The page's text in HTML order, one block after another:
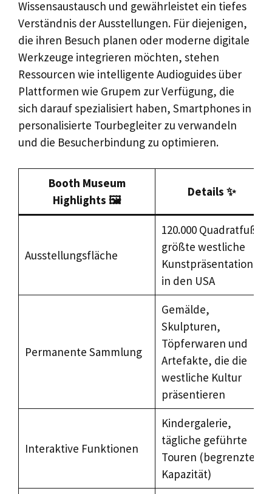
Wissensaustausch und gewährleistet ein tiefes
Verständnis der Ausstellungen. Für diejenigen,
die ihren Besuch planen oder moderne digitale
Werkzeuge integrieren möchten, stehen
Ressourcen wie intelligente Audioguides über
Plattformen wie Grupem zur Verfügung, die
sich darauf spezialisiert haben, Smartphones in
personalisierte Tourbegleiter zu verwandeln
und die Besucherbindung zu optimieren.
Booth Museum
Highlights 🖼️
Details ✨
Ausstellungsfläche
120.000 Quadratfuß,
größte westliche
Kunstpräsentation
in den USA
Permanente Sammlung
Gemälde,
Skulpturen,
Töpferwaren und
Artefakte, die die
westliche Kultur
präsentieren
Interaktive Funktionen
Kindergalerie,
tägliche geführte
Touren (begrenzte
Kapazität)